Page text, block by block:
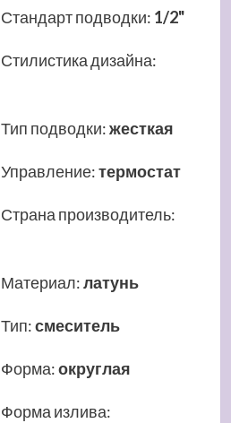
Стандарт подводки: 1/2"
Стилистика дизайна:
Тип подводки:жесткая
Управление:термостат
Страна производитель:
Материал:латунь
Тип:смеситель
Форма:округлая
Форма излива: